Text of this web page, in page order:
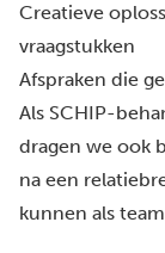
Creatieve
vraagstukken
Afspraken die
Als SCHIP-
dragen we ook
na een
kunnen als team